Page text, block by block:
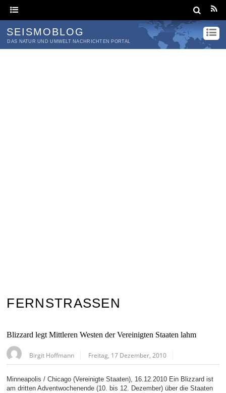
SEISMOBLOG
DAS NATUR UND UMWELT NACHRICHTEN PORTAL
FERNSTRASSEN
Blizzard legt Mittleren Westen der Vereinigten Staaten lahm
Birgit Hoffmann Freitag, 17 Dezember, 2010
Minneapolis / Chicago (Vereinigte Staaten), 16.12.2010 Ein Blizzard ist
am dritten Adventwochenende (10. bis 12. Dezember) über die Staaten